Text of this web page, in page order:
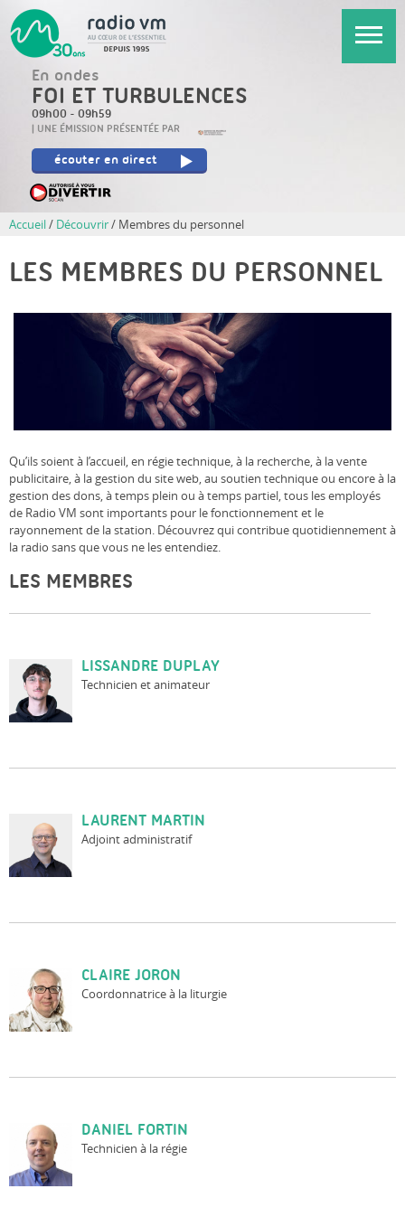
au
contenu
En ondes
FOI ET TURBULENCES
09h00 - 09h59
UNE ÉMISSION PRÉSENTÉE PAR
écouter en direct
Accueil/ Découvrir/ Membres du personnel
LES MEMBRES DU PERSONNEL
Qu’ils soient à l’accueil, en régie technique, à la recherche, à la vente
publicitaire, à la gestion du site web, au soutien technique ou encore à la
gestion des dons, à temps plein ou à temps partiel, tous les employés
de Radio VM sont importants pour le fonctionnement et le
rayonnement de la station. Découvrez qui contribue quotidiennement à
la radio sans que vous ne les entendiez.
LES MEMBRES
LISSANDRE DUPLAY
Technicien et animateur
LAURENT MARTIN
Adjoint administratif
CLAIRE JORON
Coordonnatrice à la liturgie
DANIEL FORTIN
Technicien à la régie